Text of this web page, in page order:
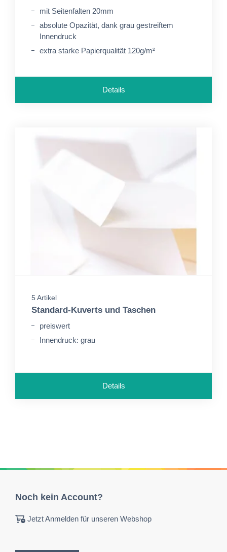
mit Seitenfalten 20mm
absolute Opazität, dank grau gestreiftem
Innendruck
extra starke Papierqualität 120g/m²
Details
5 Artikel
Standard-Kuverts und Taschen
preiswert
Innendruck: grau
Details
Noch kein Account?
Jetzt Anmelden für unseren Webshop